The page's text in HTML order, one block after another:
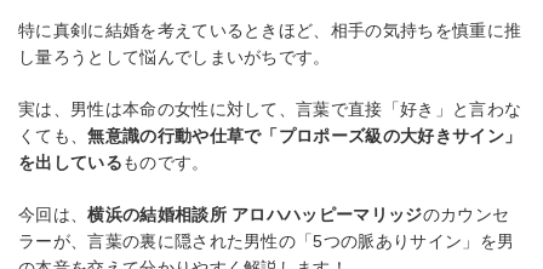
特に真剣に結婚を考えているときほど、相手の気持ちを慎重に推
し量ろうとして悩んでしまいがちです。
実は、男性は本命の女性に対して、言葉で直接「好き」と言わな
くても、無意識の行動や仕草で「プロポーズ級の大好きサイン」
を出しているものです。
今回は、横浜の結婚相談所 アロハハッピーマリッジのカウンセ
ラーが、言葉の裏に隠された男性の「5つの脈ありサイン」を男